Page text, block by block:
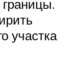
участка